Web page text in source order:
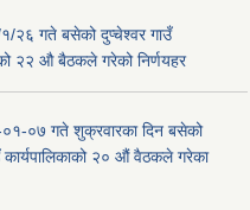
२६ गते बसेको दुप्चेश्वर गाउँ
२२ औ बैठकले गरेको निर्णयहर
०१-०७ गते शुक्रवारका दिन बसेको
कार्यपालिकाको २० औं वैठकले गरेका